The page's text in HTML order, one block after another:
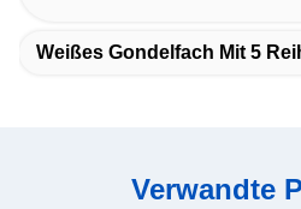
Weißes Gondelfach Mit 5
Verwandte